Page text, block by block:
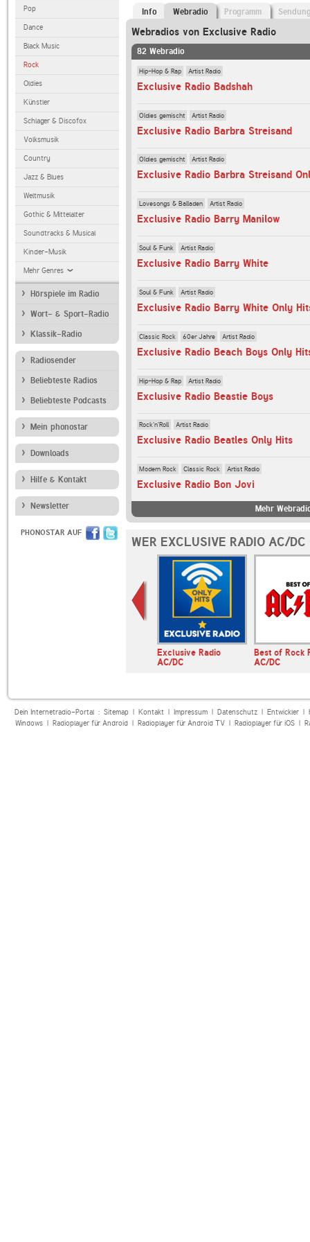
Pop
Dance
Black Music
Rock
Oldies
Künstler
Schlager & Discofox
Volksmusik
Country
Jazz & Blues
Weltmusik
Gothic & Mittelalter
Soundtracks & Musical
Kinder-Musik
Mehr Genres
Hörspiele im Radio
Wort- & Sport-Radio
Klassik-Radio
Radiosender
Beliebteste Radios
Beliebteste Podcasts
Mein phonostar
Downloads
Hilfe & Kontakt
Newsletter
PHONOSTAR AUF
Info Webradio Programm
Webradios von Exclusive Radio
82 Webradio
Hip-Hop & Rap Artist Radio
Exclusive Radio Badshah
Oldies gemischt Artist Radio
Exclusive Radio Barbra Streisand
Oldies gemischt Artist Radio
Exclusive Radio Barbra Streisand
Lovesongs & Balladen Artist Radio
Exclusive Radio Barry Manilow
Soul & Funk Artist Radio
Exclusive Radio Barry White
Soul & Funk Artist Radio
Exclusive Radio Barry White Only
Classic Rock 60er Jahre Artist Radio
Exclusive Radio Beach Boys Only
Hip-Hop & Rap Artist Radio
Exclusive Radio Beastie Boys
Rock'n'Roll Artist Radio
Exclusive Radio Beatles Only Hits
Modern Rock Classic Rock Artist Radio
Exclusive Radio Bon Jovi
Mehr
WER EXCLUSIVE RADIO AC/
Exclusive Radio
AC/DC
Best of Rock
AC/DC
Dein Internetradio-Portal : Sitemap| Kontakt| Impressum| Datenschutz| Entwickler|
Windows| Radioplayer für Android| Radioplayer für Android TV| Radioplayer für iOS|